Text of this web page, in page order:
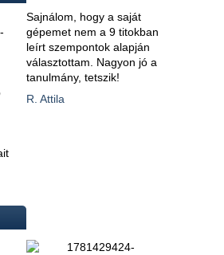
Sajnálom, hogy a saját
gépemet nem a 9 titokban
leírt szempontok alapján
választottam. Nagyon jó a
tanulmány, tetszik!
R. Attila